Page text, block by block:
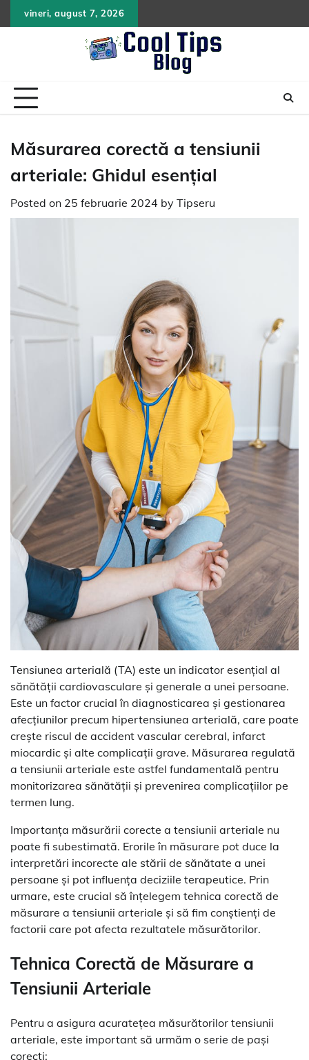
to
vineri, august 7, 2026
Măsurarea corectă a tensiunii
arteriale: Ghidul esențial
Posted on 25 februarie 2024 by Tipseru
Tensiunea arterială (TA) este un indicator esențial al
sănătății cardiovasculare și generale a unei persoane.
Este un factor crucial în diagnosticarea și gestionarea
afecțiunilor precum hipertensiunea arterială, care poate
crește riscul de accident vascular cerebral, infarct
miocardic și alte complicații grave. Măsurarea regulată
a tensiunii arteriale este astfel fundamentală pentru
monitorizarea sănătății și prevenirea complicațiilor pe
termen lung.
Importanța măsurării corecte a tensiunii arteriale nu
poate fi subestimată. Erorile în măsurare pot duce la
interpretări incorecte ale stării de sănătate a unei
persoane și pot influența deciziile terapeutice. Prin
urmare, este crucial să înțelegem tehnica corectă de
măsurare a tensiunii arteriale și să fim conștienți de
factorii care pot afecta rezultatele măsurătorilor.
Tehnica Corectă de Măsurare a
Tensiunii Arteriale
Pentru a asigura acuratețea măsurătorilor tensiunii
arteriale, este important să urmăm o serie de pași
corecți: